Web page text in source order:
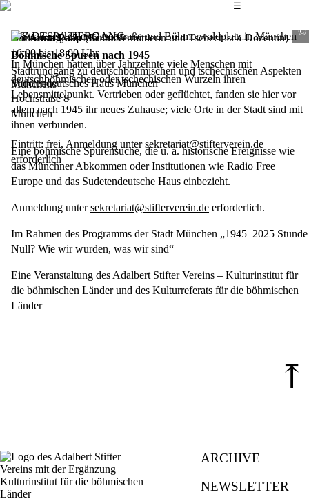
Das
☰
STADTSPAZIERGANG
Böhmische Spuren nach 1945
Stadtrundgang zu deutschböhmischen und tschechischen Aspekten
Münchens
MitAnna Paap(Kulturvermittlerin und Tschechisch-Dozentin)
In München hatten über Jahrzehnte viele Menschen mit
deutschböhmischen oder tschechischen Wurzeln ihren
Lebensmittelpunkt. Vertrieben oder geflüchtet, fanden sie hier vor
allem nach 1945 ihr neues Zuhause; viele Orte in der Stadt sind mit
ihnen verbunden.
Eine böhmische Spurensuche, die u. a. historische Ereignisse wie
das Münchner Abkommen oder Institutionen wie Radio Free
Europe und das Sudetendeutsche Haus einbezieht.
Anmeldung untersekretariat@stifterverein.de erforderlich.
Im Rahmen des Programms der Stadt München „1945–2025 Stunde
Null? Wie wir wurden, was wir sind“
Eine Veranstaltung des Adalbert Stifter Vereins – Kulturinstitut für
die böhmischen Länder und des Kulturreferats für die böhmischen
Länder
Donnerstag, 15. Mai 2025
16:00bis 18:00Uhr
Sudetendeutsches Haus München
Hochstraße 8
München
Eintritt: frei, Anmeldung unter sekretariat@stifterverein.de
erforderlich
⤒
ARCHIVE
NEWSLETTER